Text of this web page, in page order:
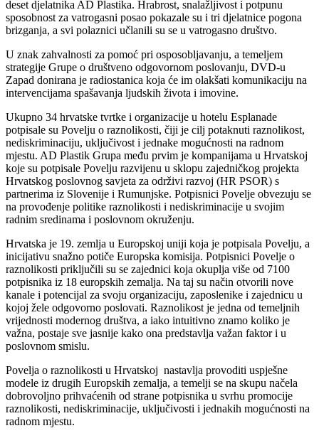
deset djelatnika AD Plastika. Hrabrost, snalažljivost i potpunu
sposobnost za vatrogasni posao pokazale su i tri djelatnice pogona
brizganja, a svi polaznici učlanili su se u vatrogasno društvo.
U znak zahvalnosti za pomoć pri osposobljavanju, a temeljem
strategije Grupe o društveno odgovornom poslovanju, DVD-u
Zapad donirana je radiostanica koja će im olakšati komunikaciju na
intervencijama spašavanja ljudskih života i imovine.
Ukupno 34 hrvatske tvrtke i organizacije u hotelu Esplanade
potpisale su Povelju o raznolikosti, čiji je cilj potaknuti raznolikost,
nediskriminaciju, uključivost i jednake mogućnosti na radnom
mjestu. AD Plastik Grupa među prvim je kompanijama u Hrvatskoj
koje su potpisale Povelju razvijenu u sklopu zajedničkog projekta
Hrvatskog poslovnog savjeta za održivi razvoj (HR PSOR) s
partnerima iz Slovenije i Rumunjske. Potpisnici Povelje obvezuju se
na provođenje politike raznolikosti i nediskriminacije u svojim
radnim sredinama i poslovnom okruženju.
Hrvatska je 19. zemlja u Europskoj uniji koja je potpisala Povelju, a
inicijativu snažno potiče Europska komisija. Potpisnici Povelje o
raznolikosti priključili su se zajednici koja okuplja više od 7100
potpisnika iz 18 europskih zemalja. Na taj su način otvorili nove
kanale i potencijal za svoju organizaciju, zaposlenike i zajednicu u
kojoj žele odgovorno poslovati. Raznolikost je jedna od temeljnih
vrijednosti modernog društva, a iako intuitivno znamo koliko je
važna, postaje sve jasnije kako ona predstavlja važan faktor i u
poslovnom smislu.
Povelja o raznolikosti u Hrvatskoj nastavlja provoditi uspješne
modele iz drugih Europskih zemalja, a temelji se na skupu načela
dobrovoljno prihvaćenih od strane potpisnika u svrhu promocije
raznolikosti, nediskriminacije, uključivosti i jednakih mogućnosti na
radnom mjestu.